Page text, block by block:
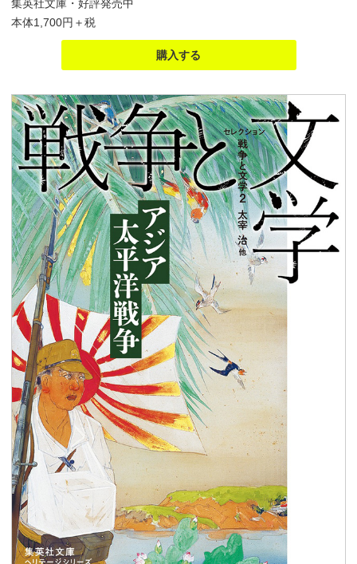
集英社文庫・好評発売中
本体1,700円＋税
購入する